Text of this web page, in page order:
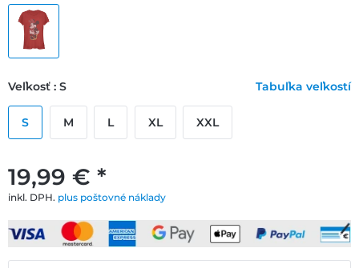
19,99 € *
inkl. DPH. plus poštovné náklady
Veľkosť : S Tabuľka veľkostí
S M L XL XXL